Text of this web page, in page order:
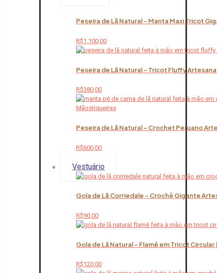
Peseira de Lã Natural – Manta Maxi Tricot
R$1.100,00
Peseira de Lã Natural – Tricot Fluffy
R$380,00
Peseira de Lã Natural – Crochet Peruano
R$600,00
Vestuário
Gola de Lã Corriedale – Crochê Gigante
R$90,00
Gola de Lã Natural – Flamê em Tricot
R$120,00